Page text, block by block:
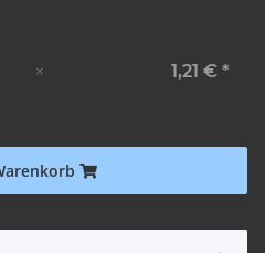
× 1,21 € *